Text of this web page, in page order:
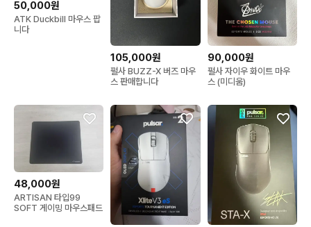
50,000원
ATK Duckbill 마우스 팝
니다
105,000원
펄사 BUZZ-X 버즈 마우
스 판매합니다
90,000원
펄사 자이우 화이트 마우
스 (미디움)
48,000원
ARTISAN 타입99
SOFT 게이밍 마우스패드